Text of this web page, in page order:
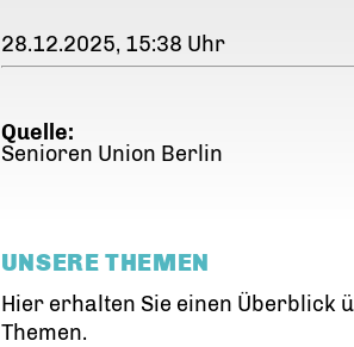
28.12.2025, 15:38 Uhr
Quelle:
Senioren Union Berlin
UNSERE THEMEN
Hier erhalten Sie einen Überblick
Themen.